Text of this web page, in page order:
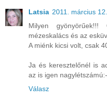
Latsia 2011. március
Milyen
mézeskalács és az
A miénk kicsi volt, csak
Ja és keresztelőnél is
az is igen
Válasz